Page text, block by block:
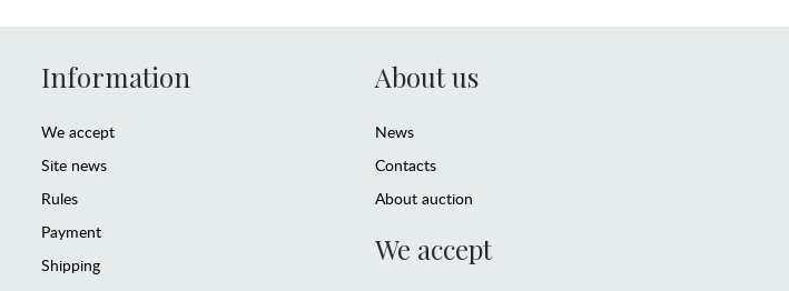
Information
We accept
Site news
Rules
Payment
Shipping
About us
News
Contacts
About auction
We accept